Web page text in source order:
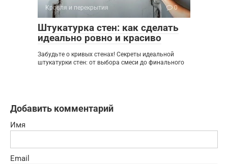
Кровля и перекрытия 0
Штукатурка стен: как сделать
идеально ровно и красиво
Забудьте о кривых стенах! Секреты идеальной
штукатурки стен: от выбора смеси до финального
Добавить комментарий
Имя
Email